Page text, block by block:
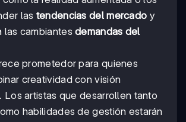
las tendencias del mercado y
las cambiantesdemandas del
prometedor para quienes
creatividad con visión
Los artistas que desarrollen tanto
habilidades de gestión estarán